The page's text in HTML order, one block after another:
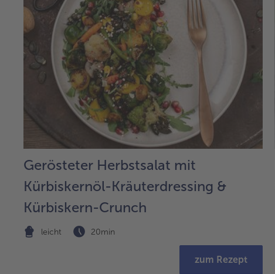
Gerösteter Herbstsalat mit
Kürbiskernöl-Kräuterdressing &
Kürbiskern-Crunch
leicht 20min
zum Rezept